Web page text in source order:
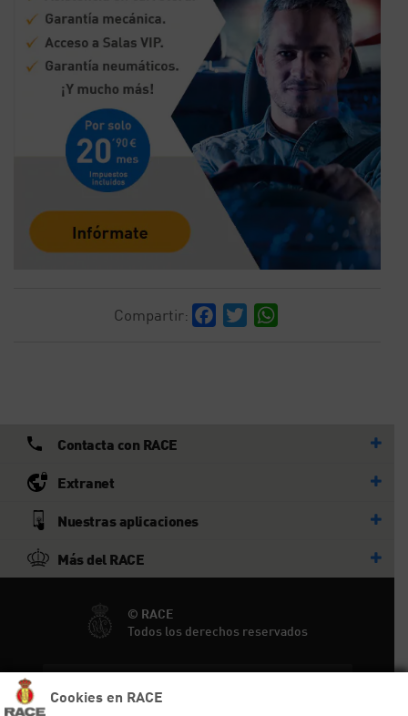
Cookies en RACE
Compartir: Facebook
Twitter
Contacta con RACE
Extranet
Nuestras aplicaciones
Más del RACE
© RACE
Todos los derechos reservados